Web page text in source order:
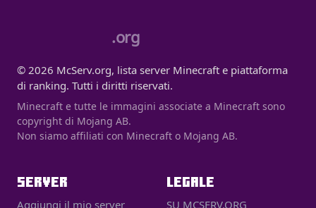
.org
© 2026 McServ.org, lista server Minecraft e piattaforma
di ranking. Tutti i diritti riservati.
Minecraft e tutte le immagini associate a Minecraft sono
copyright di Mojang AB.
Non siamo affiliati con Minecraft o Mojang AB.
SERVER
Aggiungi il mio server
LEGALE
SU MCSERV.ORG